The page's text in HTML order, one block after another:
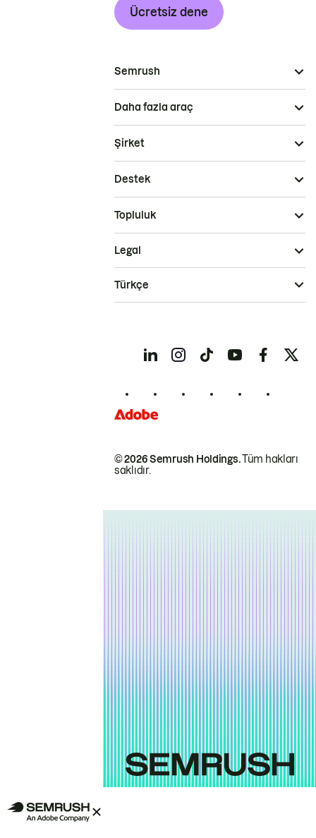
Ücretsiz dene
Semrush
Daha fazla araç
Şirket
Destek
Topluluk
© 2026 Semrush Holdings.Tüm hakları
saklıdır.
Legal
Türkçe